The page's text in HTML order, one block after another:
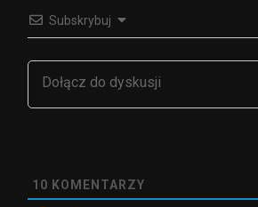
Subskrybuj
10 KOMENTARZY